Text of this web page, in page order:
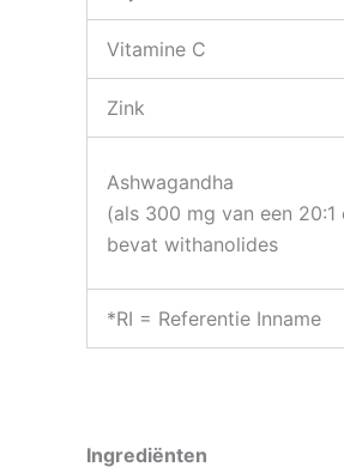
Vitamine C
Zink
Ashwagandha
(als 300 mg van een 20:1
bevat withanolides
*RI = Referentie Inname
Ingrediënten